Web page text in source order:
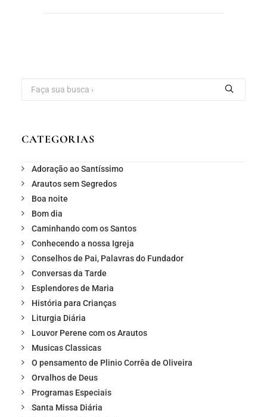
CATEGORIAS
Adoração ao Santíssimo
Arautos sem Segredos
Boa noite
Bom dia
Caminhando com os Santos
Conhecendo a nossa Igreja
Conselhos de Pai, Palavras do Fundador
Conversas da Tarde
Esplendores de Maria
História para Crianças
Liturgia Diária
Louvor Perene com os Arautos
Musicas Classicas
O pensamento de Plinio Corrêa de Oliveira
Orvalhos de Deus
Programas Especiais
Santa Missa Diária